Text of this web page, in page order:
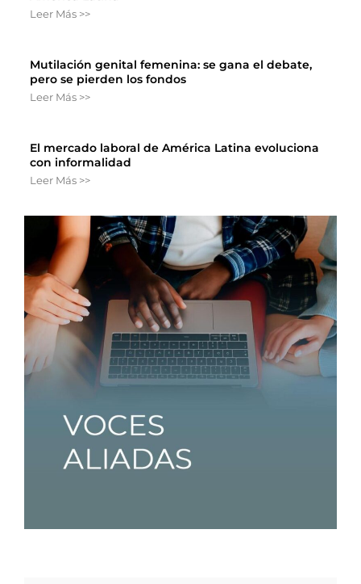
Leer Más >>
Mutilación genital femenina: se gana el debate,
pero se pierden los fondos
Leer Más >>
El mercado laboral de América Latina evoluciona
con informalidad
Leer Más >>